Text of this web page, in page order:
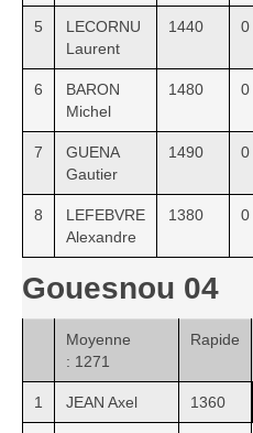
5
LECORNU
Laurent
1440 0
6
BARON
Michel
1480 0
7
GUENA
Gautier
1490 0
8
LEFEBVRE
Alexandre
1380 0
Gouesnou 04
Moyenne
: 1271
Rapide
1 JEAN Axel 1360